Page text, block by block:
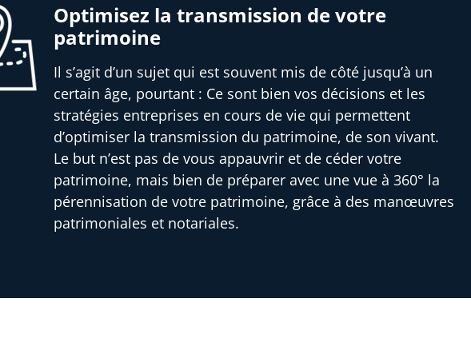
Optimisez la transmission de votre
patrimoine
Il s’agit d’un sujet qui est souvent mis de côté jusqu’à un
certain âge, pourtant : Ce sont bien vos décisions et les
stratégies entreprises en cours de vie qui permettent
d’optimiser la transmission du patrimoine, de son vivant.
Le but n’est pas de vous appauvrir et de céder votre
patrimoine, mais bien de préparer avec une vue à 360° la
pérennisation de votre patrimoine, grâce à des manœuvres
patrimoniales et notariales.